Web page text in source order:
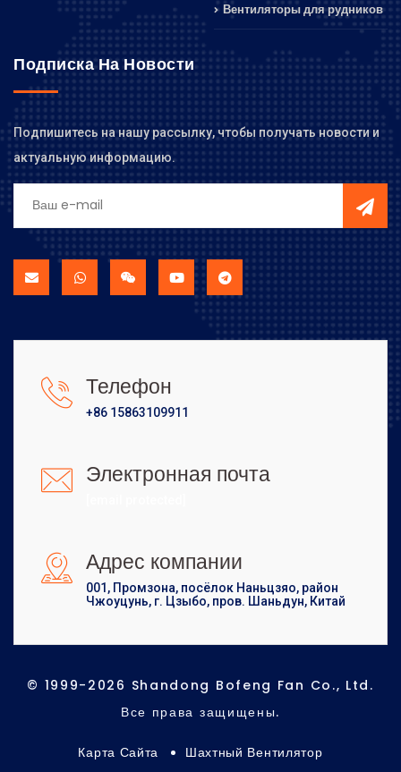
Вентиляторы для рудников
Подписка На Новости
Подпишитесь на нашу рассылку, чтобы получать новости и
актуальную информацию.
Телефон
+86 15863109911
Электронная почта
Адрес компании
001, Промзона, посёлок Наньцзяо, район
Чжоуцунь, г. Цзыбо, пров. Шаньдун, Китай
© 1999-2026 Shandong Bofeng Fan Co., Ltd.
Все права защищены.
Карта Сайта
Шахтный Вентилятор